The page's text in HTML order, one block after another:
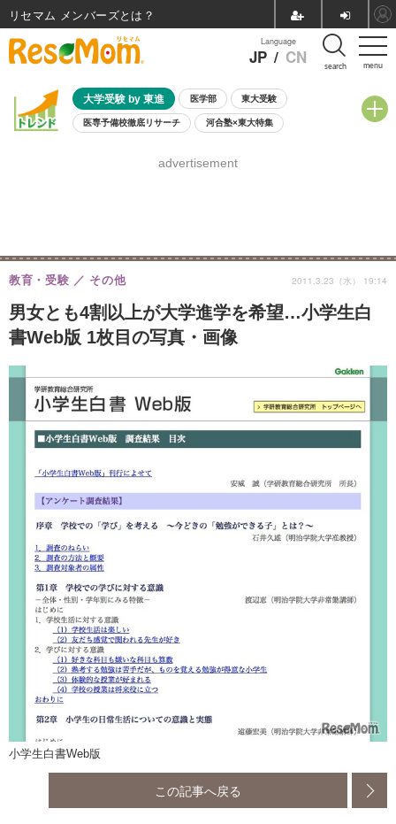
menu
Language
JP / CN search
大学受験 by 東進 医学部 東大受験
医専予備校徹底リサーチ 河合塾×東大特集
8月開催学校説明会・相談会
advertisement
男女とも4割以上が大学進学を希望…小学生白
書Web版 1枚目の写真・画像
教育・受験 その他 2011.3.23（水） 19:14
小学生白書Web版
この記事へ戻る
リセマム メンバーズ